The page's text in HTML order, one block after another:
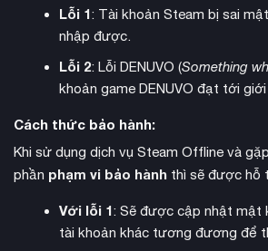
MyRISElà chế độ sự nghiệp sâu sắc,
dựng nhân vật riêng và trải nghiệm hai
tuyến nam và nữ. Mỗi lựa chọn của
đến diễn biến câu chuyện và mối quan hệ
Lỗi 1: Tài khoản Steam bị sai
nhập được.
Lỗi 2: Lỗi DENUVO (Something
khoản game DENUVO đạt tới
Cách thức bảo hành:
Khi sử dụng dịch vụ Steam Offline và
phần phạm vi bảo hành thì sẽ được hỗ
Với lỗi 1: Sẽ được cập nhật mật
tài khoản khác tương đương để